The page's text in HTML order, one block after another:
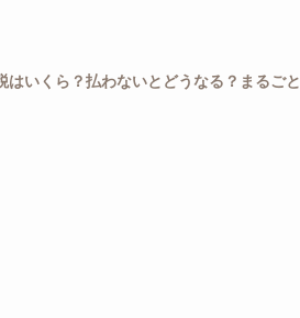
いくら？払わないとどうなる？まるごと